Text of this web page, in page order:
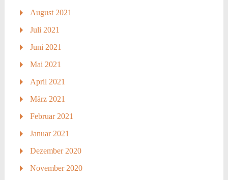
August 2021
Juli 2021
Juni 2021
Mai 2021
April 2021
März 2021
Februar 2021
Januar 2021
Dezember 2020
November 2020